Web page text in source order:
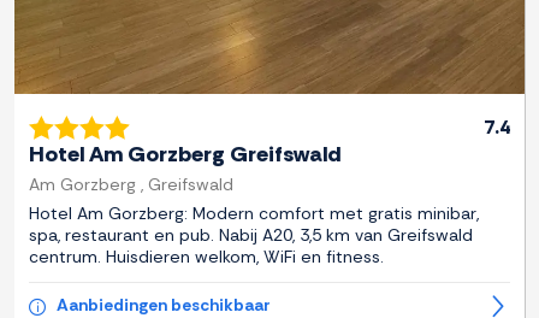
7.4
Hotel Am Gorzberg Greifswald
Am Gorzberg , Greifswald
Hotel Am Gorzberg: Modern comfort met gratis minibar,
spa, restaurant en pub. Nabij A20, 3,5 km van Greifswald
centrum. Huisdieren welkom, WiFi en fitness.
Aanbiedingen beschikbaar